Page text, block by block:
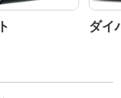
ダイ